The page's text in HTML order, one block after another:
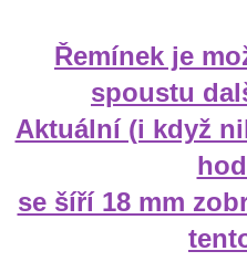
Řemínek je
spoustu
Aktuální (i když
se šíří 18 mm